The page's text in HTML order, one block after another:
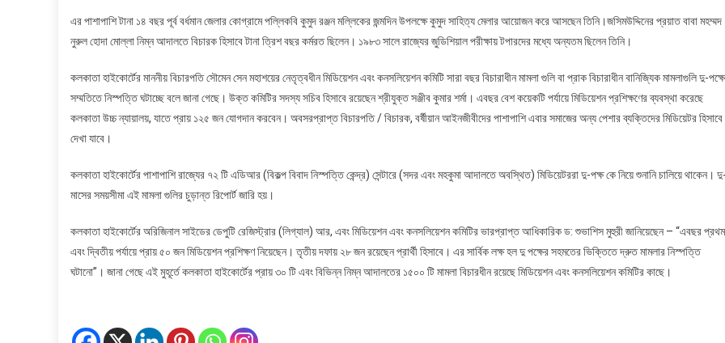
এর পাশাপাশি টানা ১৪ বছর পূর্ব বর্ধমান জেলার কোগ্রামে পল্লিকবি কুমুদ রঞ্জন মল্লিকের জন্মদিন উপলক্ষে কুমুদ সাহিত্য মেলার আয়োজন করে আসছেন তিনি।জসিমউদ্দিনের প্রয়াত বাবা মহম্মদ
নুরুল হোদা মোল্লা নিম্ন আদালতে বিচারক হিসাবে টানা ত্রিশ বছর কর্মরত ছিলেন। ১৯৮৩ সালে রাজ্যের জুডিশিয়াল পরীক্ষায় টপারদের মধ্যে অন্যতম ছিলেন তিনি।
কলকাতা হাইকোর্টের মাননীয় বিচারপতি সৌমেন সেন মহাশয়ের নেতৃত্বধীন মিডিয়েশন এবং কনসলিয়েশন কমিটি সারা বছর বিচারাধীন মামলা গুলি বা প্রাক বিচারাধীন বানিজ্যিক মামলাগুলি দু-
সম্মতিতে নিস্পত্তি ঘটাচ্ছে বলে জানা গেছে। উক্ত কমিটির সদস্য সচিব হিসাবে রয়েছেন শ্রীযুক্ত সঞ্জীব কুমার শর্মা। এবছর বেশ কয়েকটি পর্যায়ে মিডিয়েশন প্রশিক্ষণের ব্যবস্থা করেছে
কলকাতা উচ্চ ন্যায়ালয়, যাতে প্রায় ১২৫ জন যোগদান করবেন। অবসরপ্রাপ্ত বিচারপতি / বিচারক, বর্ষীয়ান আইনজীবীদের পাশাপাশি এবার সমাজের অন্য পেশার ব্যক্তিদের মিডিয়েটর হিসাবে
দেখা যাবে।
কলকাতা হাইকোর্টের পাশাপাশি রাজ্যের ৭২ টি এডিআর (বিকল্প বিবাদ নিস্পত্তি কেন্দ্র) সেন্টারে (সদর এবং মহকুমা আদালতে অবস্থিত) মিডিয়েটররা দু-পক্ষ কে নিয়ে শুনানি চালিয়ে থাকেন।
মাসের সময়সীমা এই মামলা গুলির চুড়ান্ত রিপোর্ট জারি হয়।
কলকাতা হাইকোর্টের অরিজিনাল সাইডের ডেপুটি রেজিস্ট্রার (লিগ্যাল) আর, এবং মিডিয়েশন এবং কনসলিয়েশন কমিটির ভারপ্রাপ্ত আধিকারিক ড: শুভাশিস মুহুরী জানিয়েছেন – “এবছর প্রথম
এবং দ্বিতীয় পর্যায়ে প্রায় ৫০ জন মিডিয়েশন প্রশিক্ষণ নিয়েছেন। তৃতীয় দফায় ২৮ জন রয়েছেন প্রার্থী হিসাবে। এর সার্বিক লক্ষ হল দু পক্ষের সহমতের ভিক্তিতে দ্রুত মামলার নিস্পত্তি
ঘটানো”। জানা গেছে এই মুহূর্তে কলকাতা হাইকোর্টের প্রায় ৩০ টি এবং বিভিন্ন নিম্ন আদালতের ১৫০০ টি মামলা বিচারধীন রয়েছে মিডিয়েশন এবং কনসলিয়েশন কমিটির কাছে।